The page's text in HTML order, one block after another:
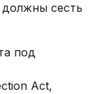
сесть
под
Act,